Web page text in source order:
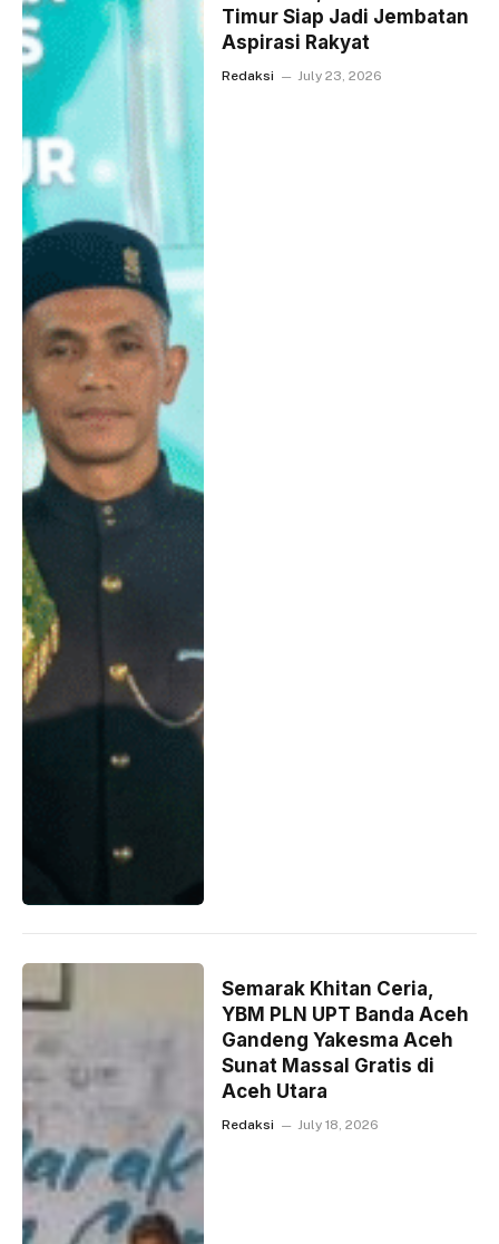
Timur Siap Jadi Jembatan
Aspirasi Rakyat
Redaksi July 23, 2026
Semarak Khitan Ceria,
YBM PLN UPT Banda Aceh
Gandeng Yakesma Aceh
Sunat Massal Gratis di
Aceh Utara
Redaksi July 18, 2026